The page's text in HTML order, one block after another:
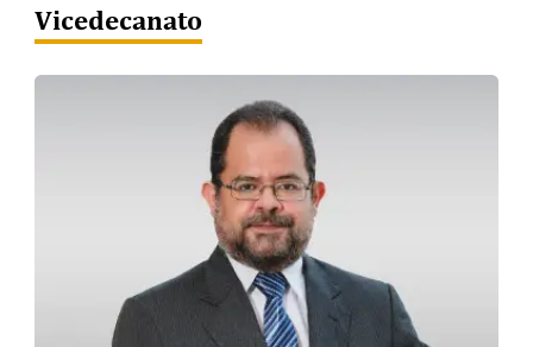
Vicedecanato